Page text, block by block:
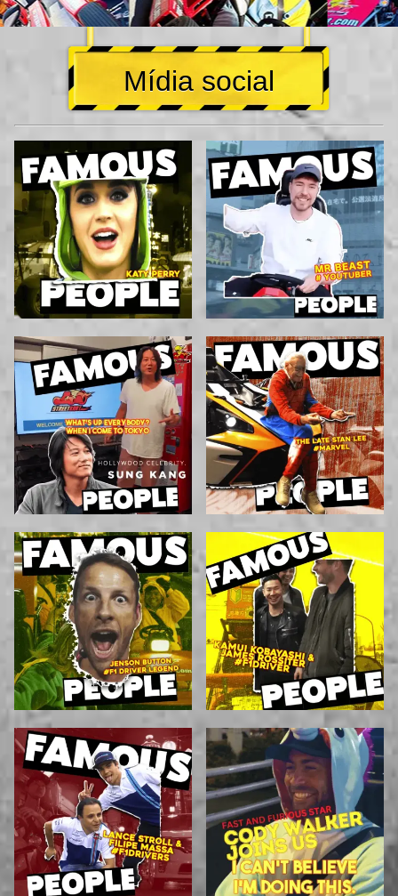
Mídia social